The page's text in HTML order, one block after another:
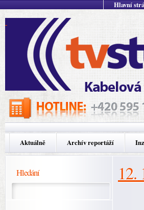
Hlavní
Aktuálně Archív reportáží
Hledání 12.